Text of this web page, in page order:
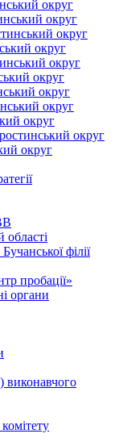
округ
округ
округ
округ
округ
округ
округ
округ
округ
округ
округ
філії
пробації»
органи
виконавчого